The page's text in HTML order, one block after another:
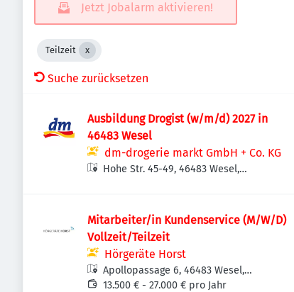
Jetzt Jobalarm aktivieren!
Teilzeit
Suche zurücksetzen
Ausbildung Drogist (w/m/d) 2027 in
46483 Wesel
dm-drogerie markt GmbH + Co. KG
Hohe Str. 45-49, 46483 Wesel,
Mitarbeiter/in Kundenservice (M/W/D)
Vollzeit/Teilzeit
Hörgeräte Horst
Apollopassage 6, 46483 Wesel,
Deutschland
13.500 € - 27.000 € pro Jahr